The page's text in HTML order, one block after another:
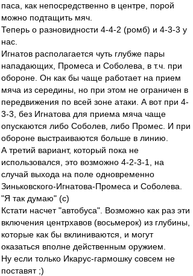
паса, как непосредственно в центре, порой
можно подтащить мяч.
Теперь о разновидности 4-4-2 (ромб) и 4-3-3 у
нас.
Игнатов располагается чуть глубже пары
нападающих, Промеса и Соболева, в т.ч. при
обороне. Он как бы чаще работает на прием
мяча из середины, но при этом не ограничен в
передвижения по всей зоне атаки. А вот при 4-
3-3, без Игнатова для приема мяча чаще
опускаются либо Соболев, либо Промес. И при
обороне выстраиваются больше в линию.
А третий вариант, который пока не
использовался, это возможно 4-2-3-1, на
случай выхода на поле одновременно
Зиньковского-Игнатова-Промеса и Соболева.
"Я так думаю" (с)
Кстати насчет "автобуса". Возможно как раз эти
включения центрхавов (восьмерок) из глубины,
которые как бы вклиниваются, и могут
оказаться вполне действенным оружием.
Ну если только Икарус-гармошку совсем не
поставят ;)